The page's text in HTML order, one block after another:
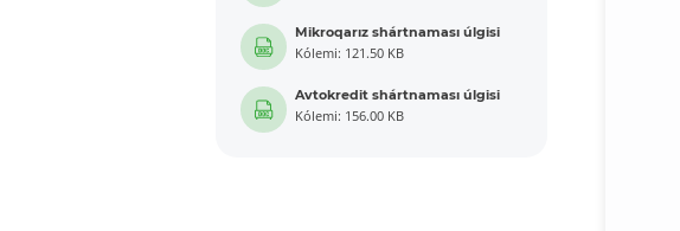
Mikroqarız shártnaması úlgisi
Kólemi: 121.50 KB
Avtokredit shártnaması úlgisi
Kólemi: 156.00 KB